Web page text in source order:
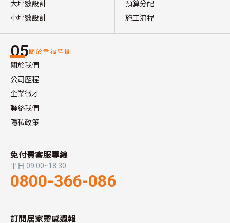
大坪數設計
小坪數設計
預算分配
施工流程
05關於幸福空間
關於我們
公司歷程
企業徵才
聯絡我們
隱私政策
免付費客服專線
平日 09:00~18:30
0800-366-086
訂閱居家靈感週報